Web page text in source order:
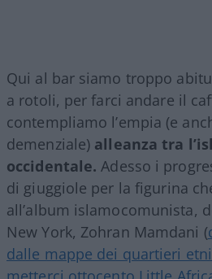
Qui al bar siamo troppo
a rotoli, per farci andare il
contempliamo l’empia (e
demenziale) alleanza tra
occidentale. Adesso i
di giuggiole per la figurina
all’album islamocomunista,
New York, Zohran Mamdani (
dalle mappe dei quartieri